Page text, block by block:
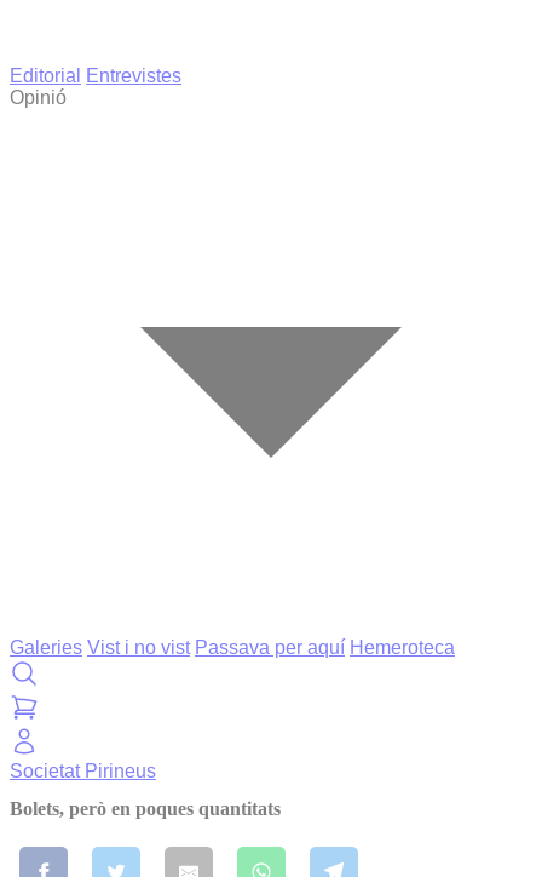
Editorial
Entrevistes
Opinió
Galeries Vist i no vist Passava per aquí Hemeroteca
Societat Pirineus
Bolets, però en poques quantitats